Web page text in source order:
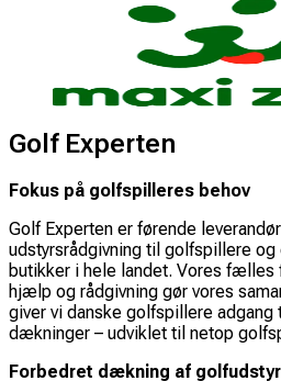
Golf Experten
Fokus på golfspilleres behov
Golf Experten er førende
udstyrsrådgivning til golfspillere
butikker i hele landet. Vores
hjælp og rådgivning gør vores
giver vi danske golfspillere
dækninger – udviklet til netop
Forbedret dækning af golfudstyr